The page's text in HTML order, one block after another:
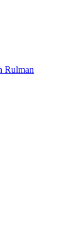
Rulman